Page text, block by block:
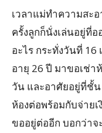
เวลาแม่ทำความสะ
ครั้งลูกก็นั่งเล่นอยู่ที่
อะไร กระทั่งวันที่
อายุ 26 ปี มาขอเช่า
วัน และอาศัยอยู่ที่ชั้
ห้องต่อพร้อมกับจ่าย
ขออยู่ต่ออีก บอกว่าจ